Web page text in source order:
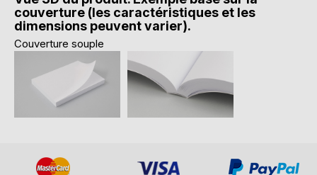
couverture (les caractéristiques et les
dimensions peuvent varier).
Couverture souple